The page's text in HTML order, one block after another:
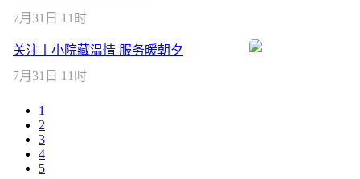
7月31日 11时
关注丨小院藏温情 服务暖朝夕
7月31日 11时
1
2
3
4
5